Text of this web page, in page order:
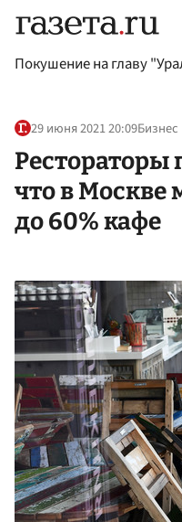
Покушение на главу
29 июня 2021 20:09Бизнес
Рестораторы
что в Москве
до 60% кафе